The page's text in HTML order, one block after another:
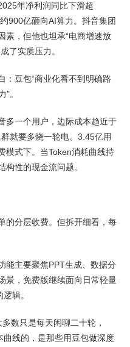
年净利润同比下滑超
900亿砸向AI算力。抖音集团
素，但他也坦承“电商增速放
了实质压力。
：豆包“商业化看不到明确路
。
多一个用户，边际成本趋近于
就要多烧一轮电。3.45亿用
式下。当Token消耗曲线持
性的现金流问题。
的分层收费。但拆开细看，每
能主要聚焦PPT生成、数据分
景，免费版继续面向日常轻量
辑。
数只是每天闲聊二十轮，
线的，是那些用豆包做深度